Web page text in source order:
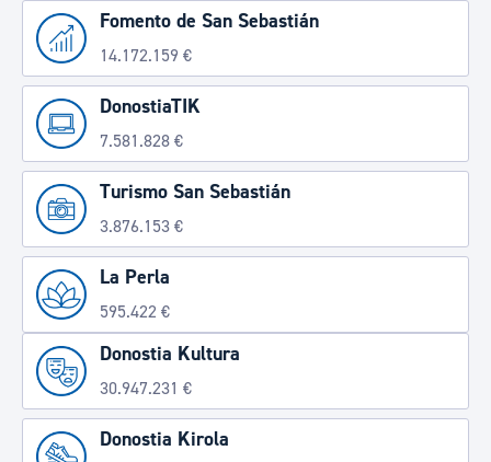
Fomento de San Sebastián
14.172.159 €
DonostiaTIK
7.581.828 €
Turismo San Sebastián
3.876.153 €
La Perla
595.422 €
Donostia Kultura
30.947.231 €
Donostia Kirola